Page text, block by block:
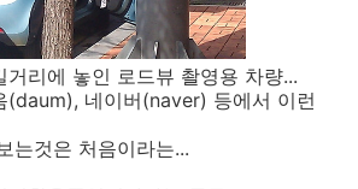
거리에 놓인 로드뷰 촬영용 차량...
네이버(naver) 등에서 이런
는것은 처음이라는...